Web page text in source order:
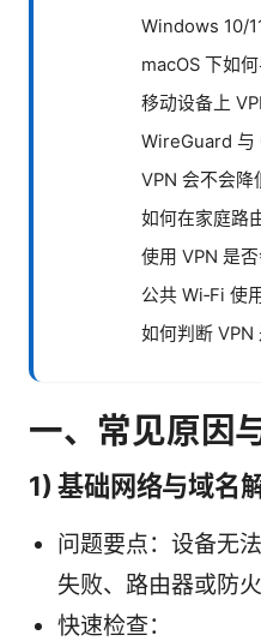
Windows 10/
macOS 下如何
移动设备上
WireGuard 与
VPN 会不会降
如何在家庭路
使用 VPN 是
公共 Wi‑Fi 使
如何判断 VPN
一、常见原因
1) 基础网络与域名
问题要点：设备无
失败、路由器或防
快速检查：